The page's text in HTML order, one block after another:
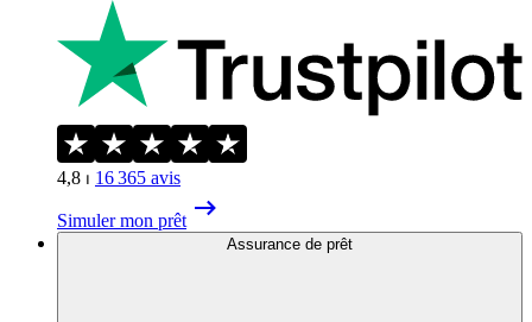
4,8 ⏐ 16 365 avis
Simuler mon prêt
Assurance de prêt